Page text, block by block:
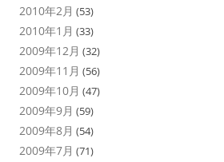
2010年2月 (53)
2010年1月 (33)
2009年12月 (32)
2009年11月 (56)
2009年10月 (47)
2009年9月 (59)
2009年8月 (54)
2009年7月 (71)